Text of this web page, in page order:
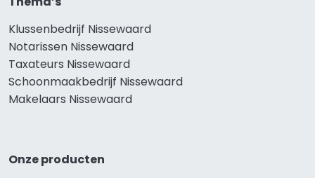
Klussenbedrijf Nissewaard
Notarissen Nissewaard
Taxateurs Nissewaard
Schoonmaakbedrijf Nissewaard
Makelaars Nissewaard
Onze producten